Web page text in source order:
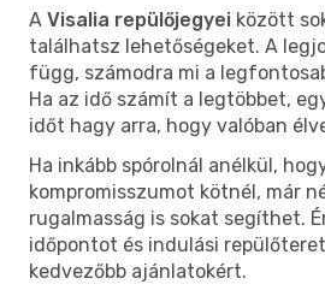
A Visalia repülőjegyei között
találhatsz lehetőségeket. A
függ, számodra mi a
Ha az idő számít a legtöbbet,
időt hagy arra, hogy valóban
Ha inkább spórolnál anélkül,
kompromisszumot kötnél, már
rugalmasság is sokat segíthet.
időpontot és indulási
kedvezőbb ajánlatokért.